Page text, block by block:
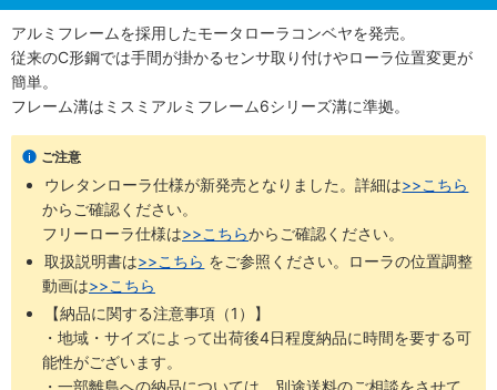
アルミフレームを採用したモータローラコンベヤを発売。
従来のC形鋼では手間が掛かるセンサ取り付けやローラ位置変更が
簡単。
フレーム溝はミスミアルミフレーム6シリーズ溝に準拠。
ご注意
ウレタンローラ仕様が新発売となりました。詳細は>>こちら
からご確認ください。 ​
フリーローラ仕様は>>こちらからご確認ください。
取扱説明書は>>こちら ​をご参照ください。ローラの位置調整
動画は>>こちら
【納品に関する注意事項（1）】
・地域・サイズによって出荷後4日程度納品に時間を要する可
能性がございます。
・一部離島への納品については、別途送料のご相談をさせて